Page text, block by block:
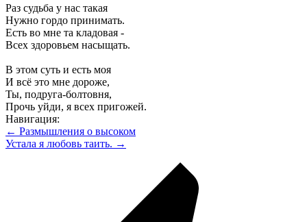
Раз судьба у нас такая
Нужно гордо принимать.
Есть во мне та кладовая -
Всех здоровьем насыщать.
В этом суть и есть моя
И всё это мне дороже,
Ты, подруга-болтовня,
Прочь уйди, я всех пригожей.
Навигация:
← Размышления о высоком
Устала я любовь таить. →